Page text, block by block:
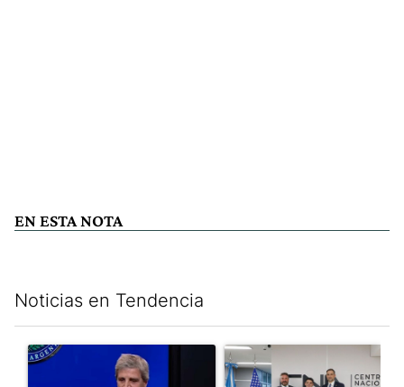
EN ESTA NOTA
Noticias en Tendencia
Un artículo de tendencia con el título "Luis Caputo aclaró sus
Un artículo de tendencia con